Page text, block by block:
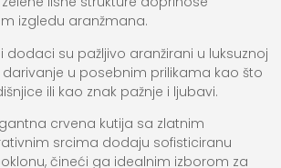
izgledu aranžmana.
dodaci su pažljivo aranžirani u luksuznoj
darivanje u posebnim prilikama kao što
ili kao znak pažnje i ljubavi.
crvena kutija sa zlatnim
srcima dodaju sofisticiranu
čineći ga idealnim izborom za